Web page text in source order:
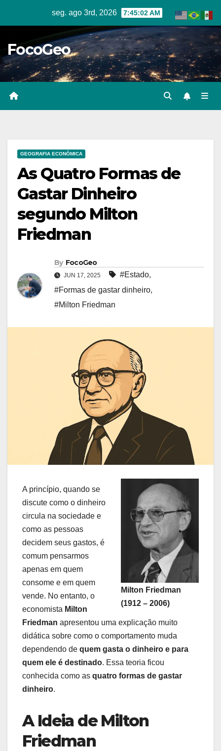
seg. ago 3rd, 2026 7:45:03 AM
FocoGeo
GEOGRAFIA ECONÔMICA
As Quatro Formas de
Gastar Dinheiro
segundo Milton
Friedman
By FocoGeo
JUN 17, 2025 #Estado,
#Formas de gastar dinheiro,
#Milton Friedman
Milton Friedman
(1912 – 2006)
A princípio, quando se
discute como o dinheiro
circula na sociedade e
como as pessoas
decidem seus gastos, é
comum pensarmos
apenas em quem
consome e em quem
vende. No entanto, o
economista Milton
Friedman apresentou uma explicação muito
didática sobre como o comportamento muda
dependendo de quem gasta o dinheiro e para
quem ele é destinado. Essa teoria ficou
conhecida como as quatro formas de gastar
dinheiro.
A Ideia de Milton
Friedman